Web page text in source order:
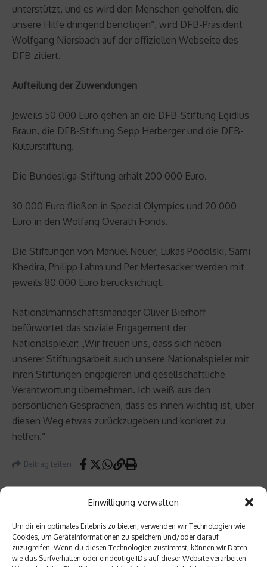
Einwilligung verwalten
Um dir ein optimales Erlebnis zu bieten, verwenden wir Technologien wie
Cookies, um Geräteinformationen zu speichern und/oder darauf
zuzugreifen. Wenn du diesen Technologien zustimmst, können wir Daten
wie das Surfverhalten oder eindeutige IDs auf dieser Website verarbeiten.
unterstützt, und es wird den Menschen geholfen, die
unsere Hilfe dringend benötigen“, wird DFB-Präsident
Wolfgang Niersbach auf der offiziellen Webseite des
DFB zitiert.
Aufteilung der Zuwendungen
Jeweils 50 000 Euro gehen an die DFB-Stiftung Egidius
Braun, die DFB-Stiftung Sepp Herberger und die DFB-
Kulturstiftung.
Die Bundesliga-Stiftung erhält 200 000 Euro.
30 000 Euro fließen in Special Olympics und 20 000
Euro in den Wolfang Overath Fonds.
Die Stiftungen von Manuel Neuer, Lukas Podolski, Sami
Khedira, Philipp Lahm und Per Mertesacker werden mit
jeweils 80 000 Euro berücksichtigt.
Nationalmannschaftsmanager Oliver Bierhoff
befürwortet das soziale Engagement der
Nationalspieler: „Wir freuen uns, dass sich neben
unserer Stiftungsarbeit auch unsere Nationalspieler mit
ihren Stiftungen engagieren und gesellschaftliche
Verantwortung übernehmen. Ich weiß aus den
persönlichen Gesprächen, dass es ihnen wichtig ist, über
diesen Weg etwas zurückzugeben und konkret zu
helfen.“
Beitrag teilen
vorheriger Beitrag
Eishoc
key-